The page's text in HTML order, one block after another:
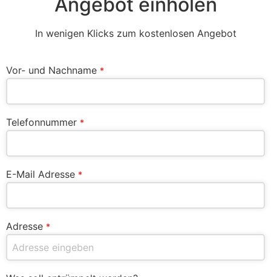
In wenigen Klicks zum kostenlosen Angebot
Vor- und Nachname *
Telefonnummer *
E-Mail Adresse *
Adresse *